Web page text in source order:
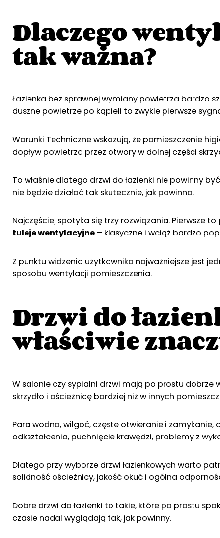
Dlaczego
tak ważna?
Łazienka bez sprawnej wymiany powietrza bardzo
duszne powietrze po kąpieli to zwykle pierwsze
Warunki Techniczne wskazują, że pomieszczenie
dopływ powietrza przez otwory w dolnej części
To właśnie dlatego drzwi do łazienki nie powinny
nie będzie działać tak skutecznie, jak powinna.
Najczęściej spotyka się trzy rozwiązania. Pierwsze to
tuleje wentylacyjne – klasyczne i wciąż bardzo
Z punktu widzenia użytkownika najważniejsze jest
sposobu wentylacji pomieszczenia.
Drzwi do
właściwie
W salonie czy sypialni drzwi mają po prostu dobrze
skrzydło i ościeżnicę bardziej niż w innych
Para wodna, wilgoć, częste otwieranie i zamykanie,
odkształcenia, puchnięcie krawędzi, problemy z
Dlatego przy wyborze drzwi łazienkowych warto
solidność ościeżnicy, jakość okuć i ogólna
Dobre drzwi do łazienki to takie, które po prostu
czasie nadal wyglądają tak, jak powinny.